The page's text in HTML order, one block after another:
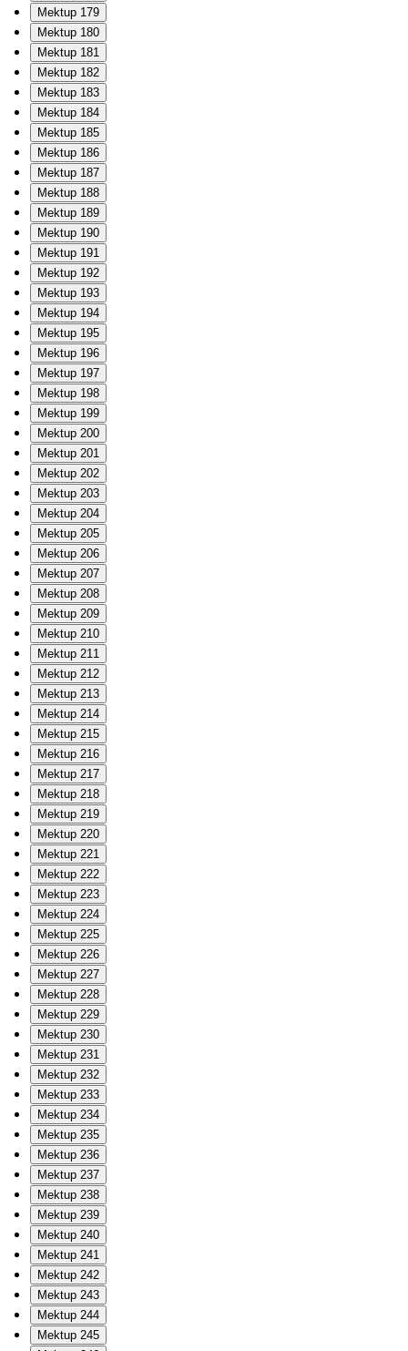
Mektup 179
Mektup 180
Mektup 181
Mektup 182
Mektup 183
Mektup 184
Mektup 185
Mektup 186
Mektup 187
Mektup 188
Mektup 189
Mektup 190
Mektup 191
Mektup 192
Mektup 193
Mektup 194
Mektup 195
Mektup 196
Mektup 197
Mektup 198
Mektup 199
Mektup 200
Mektup 201
Mektup 202
Mektup 203
Mektup 204
Mektup 205
Mektup 206
Mektup 207
Mektup 208
Mektup 209
Mektup 210
Mektup 211
Mektup 212
Mektup 213
Mektup 214
Mektup 215
Mektup 216
Mektup 217
Mektup 218
Mektup 219
Mektup 220
Mektup 221
Mektup 222
Mektup 223
Mektup 224
Mektup 225
Mektup 226
Mektup 227
Mektup 228
Mektup 229
Mektup 230
Mektup 231
Mektup 232
Mektup 233
Mektup 234
Mektup 235
Mektup 236
Mektup 237
Mektup 238
Mektup 239
Mektup 240
Mektup 241
Mektup 242
Mektup 243
Mektup 244
Mektup 245